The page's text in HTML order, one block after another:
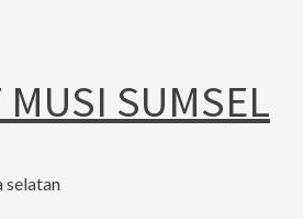
SUMSEL
selatan